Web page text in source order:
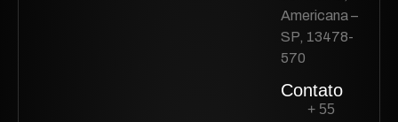
Americana –
SP, 13478-
570
Contato
+ 55